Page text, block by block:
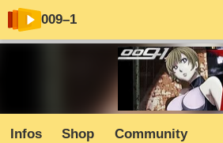
009⁠–⁠1
Infos Shop Community